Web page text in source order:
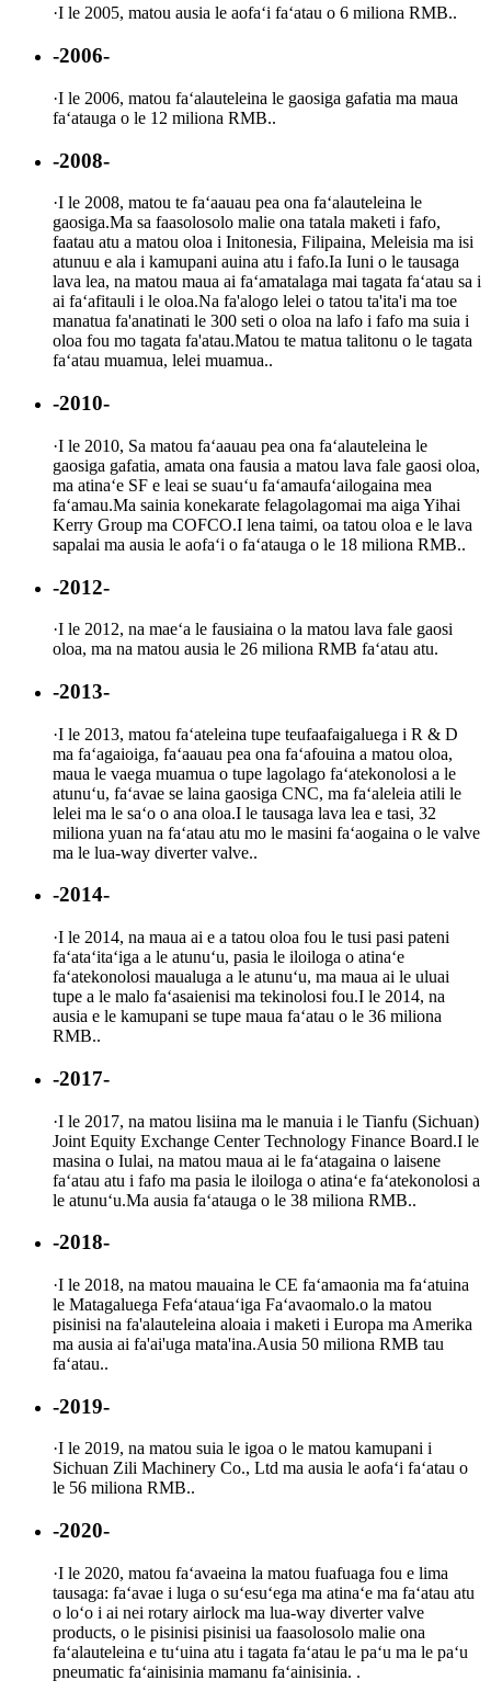
·I le 2005, matou ausia le aofaʻi faʻatau o 6 miliona RMB..
-2006-
·I le 2006, matou faʻalauteleina le gaosiga gafatia ma maua
faʻatauga o le 12 miliona RMB..
-2008-
·I le 2008, matou te faʻaauau pea ona faʻalauteleina le
gaosiga.Ma sa faasolosolo malie ona tatala maketi i fafo,
faatau atu a matou oloa i Initonesia, Filipaina, Meleisia ma isi
atunuu e ala i kamupani auina atu i fafo.Ia Iuni o le tausaga
lava lea, na matou maua ai faʻamatalaga mai tagata faʻatau sa i
ai faʻafitauli i le oloa.Na fa'alogo lelei o tatou ta'ita'i ma toe
manatua fa'anatinati le 300 seti o oloa na lafo i fafo ma suia i
oloa fou mo tagata fa'atau.Matou te matua talitonu o le tagata
faʻatau muamua, lelei muamua..
-2010-
·I le 2010, Sa matou faʻaauau pea ona faʻalauteleina le
gaosiga gafatia, amata ona fausia a matou lava fale gaosi oloa,
ma atinaʻe SF e leai se suauʻu faʻamaufaʻailogaina mea
faʻamau.Ma sainia konekarate felagolagomai ma aiga Yihai
Kerry Group ma COFCO.I lena taimi, oa tatou oloa e le lava
sapalai ma ausia le aofaʻi o faʻatauga o le 18 miliona RMB..
-2012-
·I le 2012, na maeʻa le fausiaina o la matou lava fale gaosi
oloa, ma na matou ausia le 26 miliona RMB faʻatau atu.
-2013-
·I le 2013, matou faʻateleina tupe teufaafaigaluega i R & D
ma faʻagaioiga, faʻaauau pea ona faʻafouina a matou oloa,
maua le vaega muamua o tupe lagolago faʻatekonolosi a le
atunuʻu, faʻavae se laina gaosiga CNC, ma faʻaleleia atili le
lelei ma le saʻo o ana oloa.I le tausaga lava lea e tasi, 32
miliona yuan na faʻatau atu mo le masini faʻaogaina o le valve
ma le lua-way diverter valve..
-2014-
·I le 2014, na maua ai e a tatou oloa fou le tusi pasi pateni
faʻataʻitaʻiga a le atunuʻu, pasia le iloiloga o atinaʻe
faʻatekonolosi maualuga a le atunuʻu, ma maua ai le uluai
tupe a le malo faʻasaienisi ma tekinolosi fou.I le 2014, na
ausia e le kamupani se tupe maua faʻatau o le 36 miliona
RMB..
-2017-
·I le 2017, na matou lisiina ma le manuia i le Tianfu (Sichuan)
Joint Equity Exchange Center Technology Finance Board.I le
masina o Iulai, na matou maua ai le faʻatagaina o laisene
faʻatau atu i fafo ma pasia le iloiloga o atinaʻe faʻatekonolosi a
le atunuʻu.Ma ausia faʻatauga o le 38 miliona RMB..
-2018-
·I le 2018, na matou mauaina le CE faʻamaonia ma faʻatuina
le Matagaluega Fefaʻatauaʻiga Faʻavaomalo.o la matou
pisinisi na fa'alauteleina aloaia i maketi i Europa ma Amerika
ma ausia ai fa'ai'uga mata'ina.Ausia 50 miliona RMB tau
faʻatau..
-2019-
·I le 2019, na matou suia le igoa o le matou kamupani i
Sichuan Zili Machinery Co., Ltd ma ausia le aofaʻi faʻatau o
le 56 miliona RMB..
-2020-
·I le 2020, matou faʻavaeina la matou fuafuaga fou e lima
tausaga: faʻavae i luga o suʻesuʻega ma atinaʻe ma faʻatau atu
o loʻo i ai nei rotary airlock ma lua-way diverter valve
products, o le pisinisi pisinisi ua faasolosolo malie ona
faʻalauteleina e tuʻuina atu i tagata faʻatau le paʻu ma le paʻu
pneumatic faʻainisinia mamanu faʻainisinia. .